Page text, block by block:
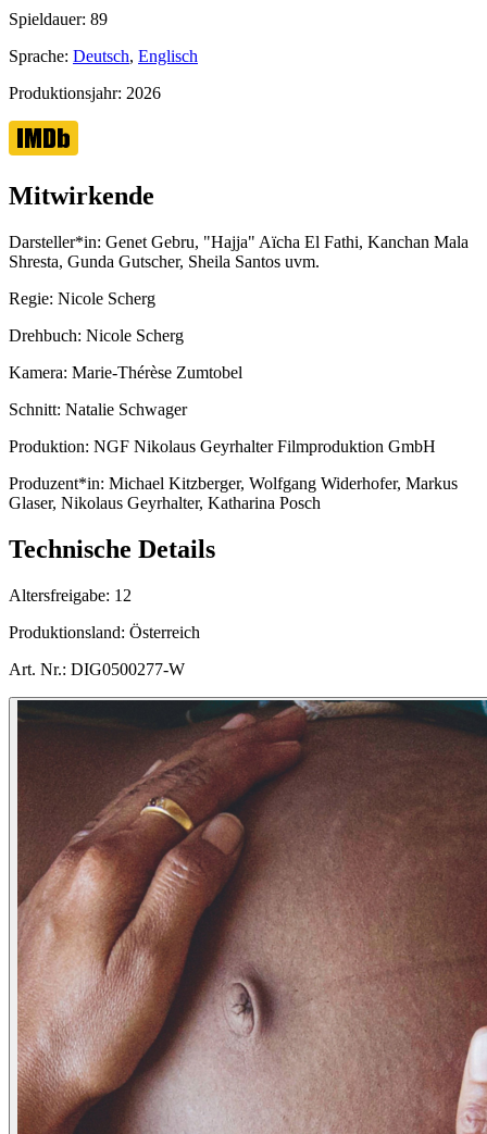
Spieldauer: 89
Sprache: Deutsch, Englisch
Produktionsjahr: 2026
Mitwirkende
Darsteller*in: Genet Gebru, "Hajja" Aïcha El Fathi, Kanchan Mala
Shresta, Gunda Gutscher, Sheila Santos uvm.
Regie: Nicole Scherg
Drehbuch: Nicole Scherg
Kamera: Marie-Thérèse Zumtobel
Schnitt: Natalie Schwager
Produktion: NGF Nikolaus Geyrhalter Filmproduktion GmbH
Produzent*in: Michael Kitzberger, Wolfgang Widerhofer, Markus
Glaser, Nikolaus Geyrhalter, Katharina Posch
Technische Details
Altersfreigabe: 12
Produktionsland: Österreich
Art. Nr.: DIG0500277-W